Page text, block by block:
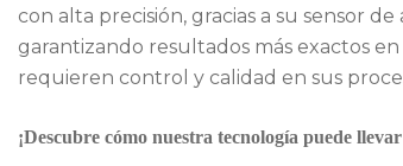
con alta precisión, gracias a su sensor
garantizando resultados más exactos
requieren control y calidad en sus
¡Descubre cómo nuestra tecnología puede